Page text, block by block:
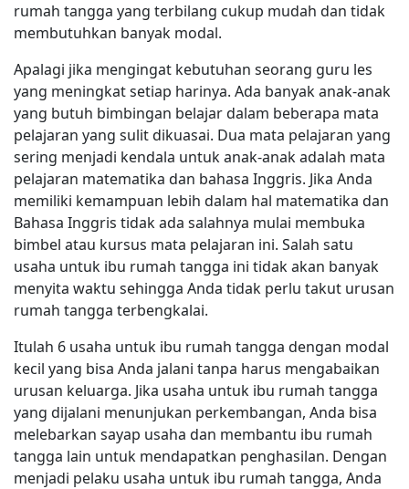
rumah tangga yang terbilang cukup mudah dan tidak
membutuhkan banyak modal.
Apalagi jika mengingat kebutuhan seorang guru les
yang meningkat setiap harinya. Ada banyak anak-anak
yang butuh bimbingan belajar dalam beberapa mata
pelajaran yang sulit dikuasai. Dua mata pelajaran yang
sering menjadi kendala untuk anak-anak adalah mata
pelajaran matematika dan bahasa Inggris. Jika Anda
memiliki kemampuan lebih dalam hal matematika dan
Bahasa Inggris tidak ada salahnya mulai membuka
bimbel atau kursus mata pelajaran ini. Salah satu
usaha untuk ibu rumah tangga ini tidak akan banyak
menyita waktu sehingga Anda tidak perlu takut urusan
rumah tangga terbengkalai.
Itulah 6 usaha untuk ibu rumah tangga dengan modal
kecil yang bisa Anda jalani tanpa harus mengabaikan
urusan keluarga. Jika usaha untuk ibu rumah tangga
yang dijalani menunjukan perkembangan, Anda bisa
melebarkan sayap usaha dan membantu ibu rumah
tangga lain untuk mendapatkan penghasilan. Dengan
menjadi pelaku usaha untuk ibu rumah tangga, Anda